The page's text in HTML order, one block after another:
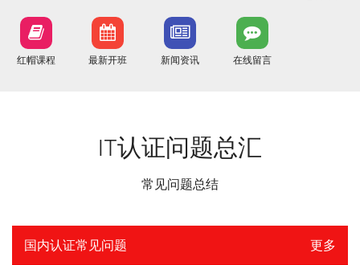
红帽课程 最新开班 新闻资讯 在线留言
IT认证问题总汇
常见问题总结
国内认证常见问题 更多